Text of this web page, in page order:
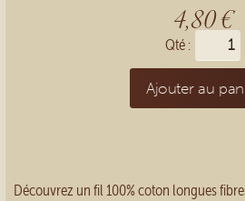
Découvrez un fil 100% coton longues
4,80 €
Qté :
Ajouter au